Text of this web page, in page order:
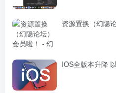
资源置换（幻隐
IOS全版本升降